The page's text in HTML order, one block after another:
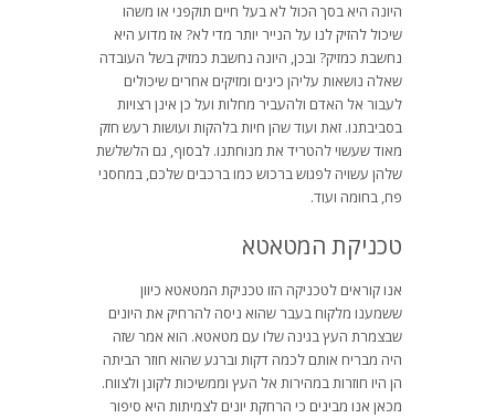
היונה היא בסך הכול לא בעל חיים תוקפני או משהו
שיכול להזיק לנו על הנייר יותר מדי לא? אז מדוע היא
נחשבת כמזיק? ובכן, היונה נחשבת כמזיק בשל העובדה
שאלה נושאות עליהן כינים ומזיקים אחרים שיכולים
לעבור אל האדם ולהעביר מחלות ועל כן אינן רצויות
בסביבתנו. זאת ועוד שהן חיות בלהקות ועושות רעש חזק
מאוד שעשוי להטריד את מנוחתנו. לבסוף, גם הלשלשת
שלהן עשויה לפגוש ברכוש כמו ברכבים שלכם, במחסני
פח, בחומה ועוד.
טכניקת המטאטא
אנו קוראים לטכניקה הזו טכניקת המטאטא כיוון
ששמענו מלקוח בעבר שהוא ניסה להרחיק את היונים
שבצמרת העץ בגינה שלו עם מטאטא. הוא אמר שזה
היה מבריח אותם לכמה דקות וברגע שהוא חוזר הביתה
הן היו חוזרות במהירות אל העץ וממשיכות לקונן ולצווח.
מכאן אנו מבינים כי הרחקת יונים לצמיתות היא סיפור